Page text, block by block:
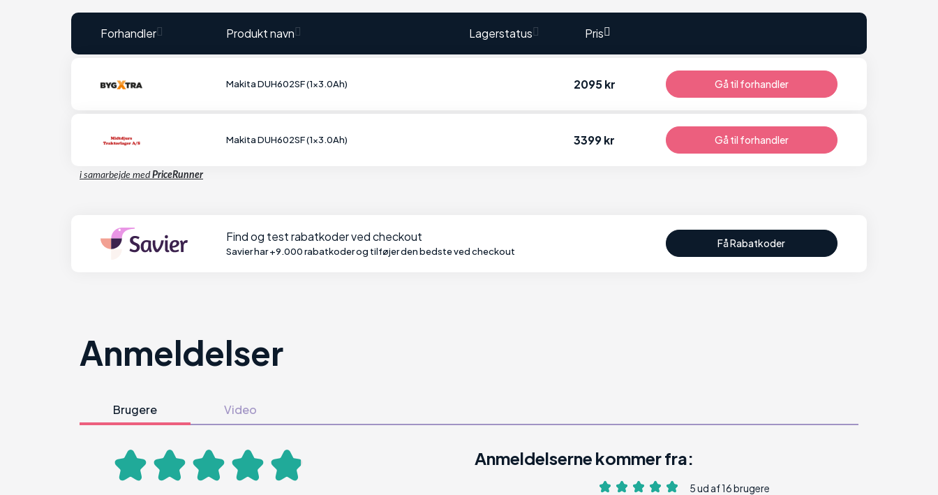
Forhandler Produkt navn Lagerstatus Pris
Makita DUH602SF (1x3.0Ah) 2095 kr Gå til forhandler
Makita DUH602SF (1x3.0Ah) 3399 kr Gå til forhandler
i samarbejde med PriceRunner
Find og test rabatkoder ved checkout
Savier har +9.000 rabatkoder og tilføjer den bedste ved checkout
Få Rabatkoder
Anmeldelser
Brugere Video
Anmeldelserne kommer fra:
5 ud af 16 brugere